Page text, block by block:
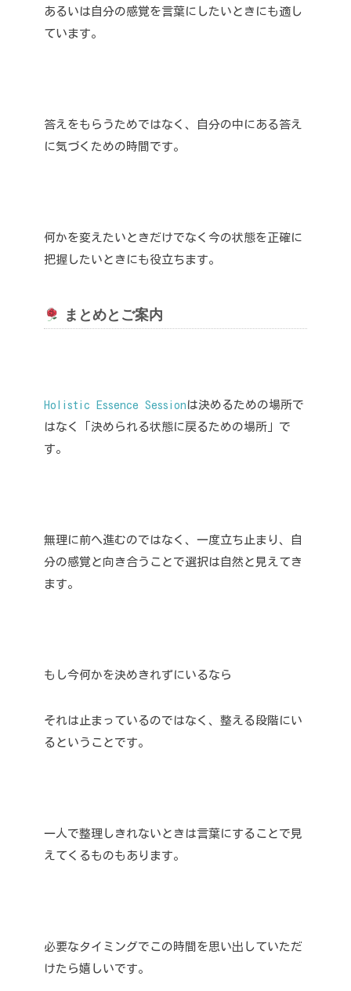
あるいは自分の感覚を言葉にしたいときにも適し
ています。
答えをもらうためではなく、自分の中にある答え
に気づくための時間です。
何かを変えたいときだけでなく今の状態を正確に
把握したいときにも役立ちます。
まとめとご案内
Holistic Essence Session は決めるための場所で
はなく「決められる状態に戻るための場所」で
す。
無理に前へ進むのではなく、一度立ち止まり、自
分の感覚と向き合うことで選択は自然と見えてき
ます。
もし今何かを決めきれずにいるなら
それは止まっているのではなく、整える段階にい
るということです。
一人で整理しきれないときは言葉にすることで見
えてくるものもあります。
必要なタイミングでこの時間を思い出していただ
けたら嬉しいです。